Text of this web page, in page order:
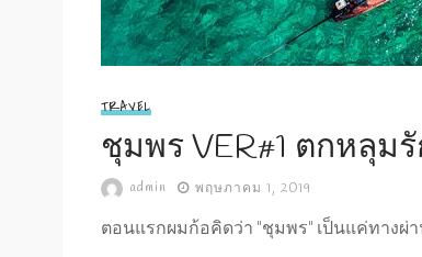
TRAVEL
ชุมพร VER#1 ตกหลุม
admin พฤษภาคม 1, 2019
ตอนแรกผมก้อคิดว่า "ชุมพร" เป็นแค่ทางผ่า